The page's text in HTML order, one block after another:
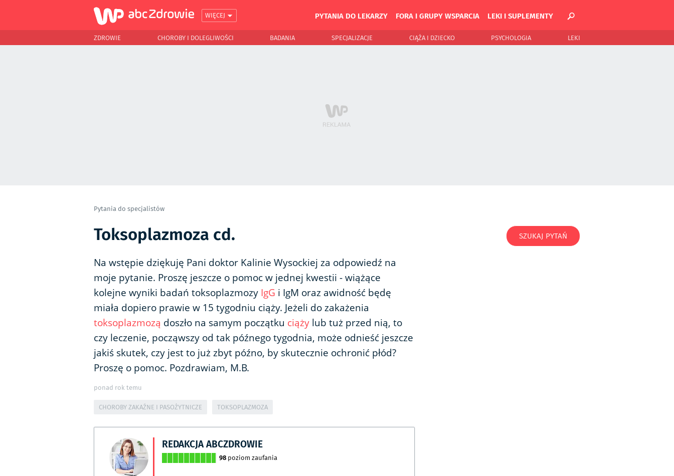
WIĘCEJ PYTANIA DO LEKARZY FORA I GRUPY WSPARCIA LEKI I SUPLEMENTY
ZDROWIE CHOROBY I DOLEGLIWOŚCI BADANIA SPECJALIZACJE CIĄŻA I DZIECKO PSYCHOLOGIA LEKI
Pytania do specjalistów
Toksoplazmoza cd.
Na wstępie dziękuję Pani doktor Kalinie Wysockiej za odpowiedź na
moje pytanie. Proszę jeszcze o pomoc w jednej kwestii - wiążące
kolejne wyniki badań toksoplazmozy IgG i IgM oraz awidność będę
miała dopiero prawie w 15 tygodniu ciąży. Jeżeli do zakażenia
toksoplazmozą doszło na samym początku ciąży lub tuż przed nią, to
czy leczenie, począwszy od tak późnego tygodnia, może odnieść jeszcze
jakiś skutek, czy jest to już zbyt późno, by skutecznie ochronić płód?
Proszę o pomoc. Pozdrawiam, M.B.
ponad rok temu
CHOROBY ZAKAŹNE I PASOŻYTNICZE TOKSOPLAZMOZA
REDAKCJA ABCZDROWIE
98 poziom zaufania
SZUKAJ PYTAŃ